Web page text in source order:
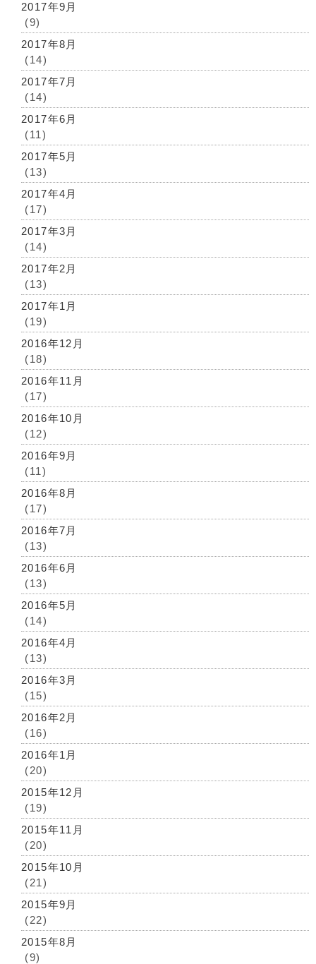
2017年9月
(9)
2017年8月
(14)
2017年7月
(14)
2017年6月
(11)
2017年5月
(13)
2017年4月
(17)
2017年3月
(14)
2017年2月
(13)
2017年1月
(19)
2016年12月
(18)
2016年11月
(17)
2016年10月
(12)
2016年9月
(11)
2016年8月
(17)
2016年7月
(13)
2016年6月
(13)
2016年5月
(14)
2016年4月
(13)
2016年3月
(15)
2016年2月
(16)
2016年1月
(20)
2015年12月
(19)
2015年11月
(20)
2015年10月
(21)
2015年9月
(22)
2015年8月
(9)